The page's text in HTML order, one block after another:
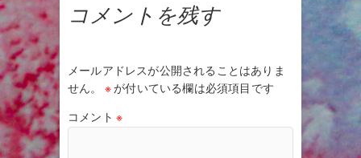
コメントを残す
メールアドレスが公開されることはありま
せん。
※が付いている欄は必須項目です
コメント ※